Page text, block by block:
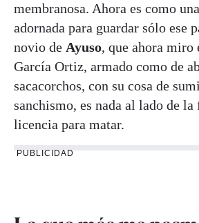
membranosa. Ahora es como
adornada para guardar sólo ese
novio de Ayuso, que ahora miro
García Ortiz, armado como de
sacacorchos, con su cosa de
sanchismo, es nada al lado de la
licencia para matar.
PUBLICIDAD